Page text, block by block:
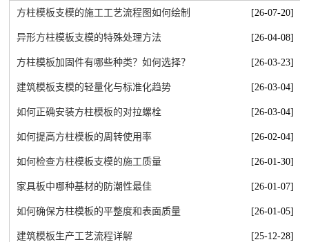
[26-07-20]
方柱模板支模的施工工艺流程图如何绘制
[26-04-08]
异形方柱模板支模的特殊处理方法
[26-03-23]
方柱模板加固件有哪些种类？如何选择？
[26-03-04]
建筑模板支模的轻量化与标准化趋势
[26-03-04]
如何正确安装方柱模板的对拉螺栓
[26-02-04]
如何提高方柱模板的周转使用率
[26-01-30]
如何检查方柱模板支模的施工质量
[26-01-07]
家具板中哪种基材的防潮性最佳
[26-01-05]
如何确保方柱模板的平整度和表面质量
[25-12-28]
建筑模板生产工艺流程详解